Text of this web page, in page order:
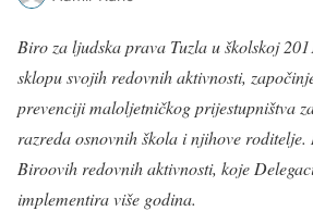
Biro za ljudska prava Tuzla u školskoj
sklopu svojih redovnih aktivnosti,
prevenciji maloljetničkog prijestupništva
razreda osnovnih škola i njihove roditelje.
Biroovih redovnih aktivnosti, koje
implementira više godina.